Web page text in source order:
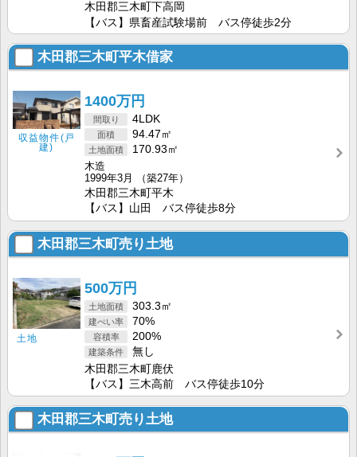
木田郡三木町下高岡
【バス】県畜産試験場前 バス停徒歩2分
木田郡三木町平木借家
収益物件(戸
建)
1400万円
4LDK
94.47㎡
170.93㎡
木造
1999年3月
（築27年）
木田郡三木町平木
【バス】山田 バス停徒歩8分
木田郡三木町売り土地
土地
500万円
303.3㎡
70%
200%
無し
木田郡三木町鹿伏
【バス】三木高前 バス停徒歩10分
木田郡三木町売り土地